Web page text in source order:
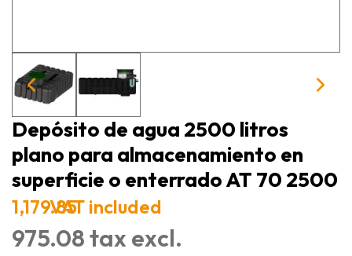
Depósito de agua 2500 litros
plano para almacenamiento en
superficie o enterrado AT 70 2500
1,179.85VAT included
975.08 tax excl.